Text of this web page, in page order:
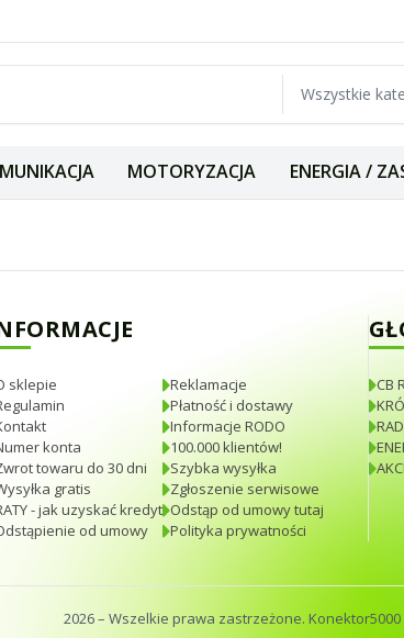
MOTORYZACJA ENERGIA /
sklepie
konta
towaru do 30 dni
gratis
- jak uzyskać kredyt
od umowy
Reklamacje
Płatność i dostawy
Informacje RODO
100.000 klientów!
Szybka wysyłka
Zgłoszenie serwisowe
Odstąp od umowy tutaj
Polityka prywatności
CB
2026– Wszelkie prawa zastrzeżone.